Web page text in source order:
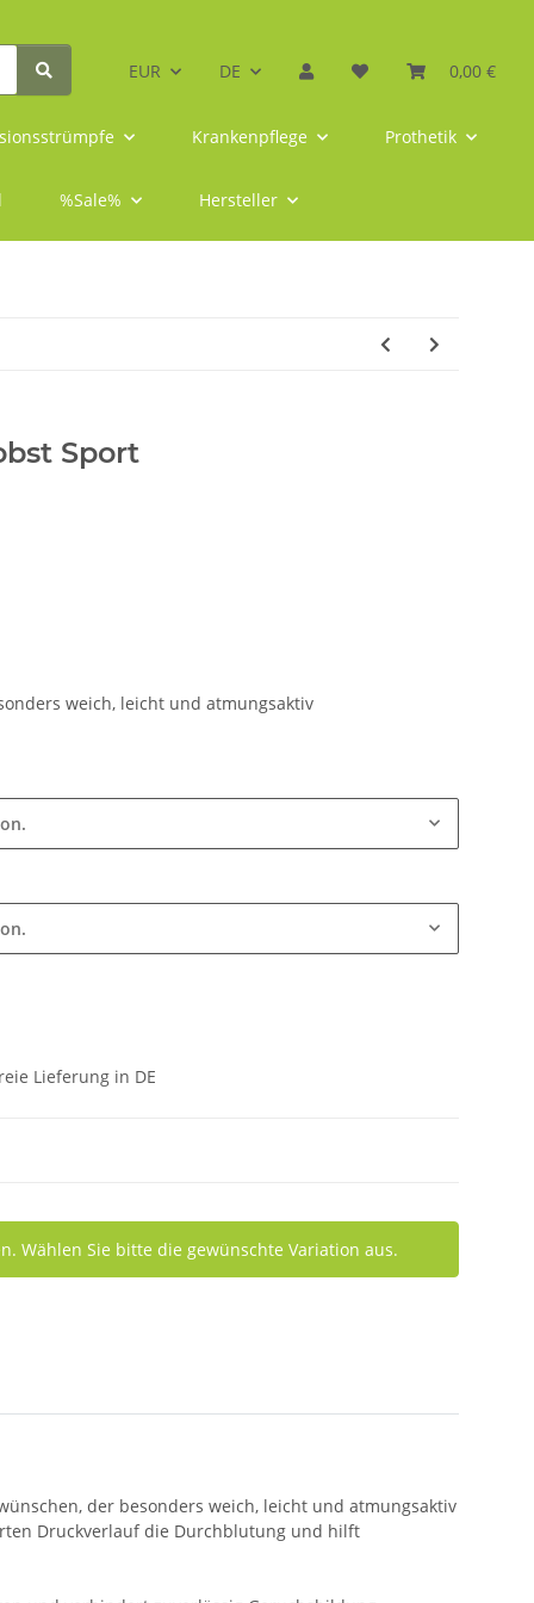
EUR DE 0,00 €
Krankenpflege Prothetik
%Sale% Hersteller
Sport
weich, leicht und atmungsaktiv
Lieferung in DE
Wählen Sie bitte die gewünschte Variation aus.
der besonders weich, leicht und atmungsaktiv
Druckverlauf die Durchblutung und hilft